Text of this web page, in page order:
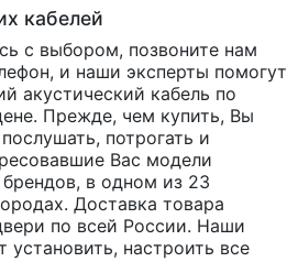
кабелей
с выбором, позвоните нам
и наши эксперты помогут
акустический кабель по
Прежде, чем купить, Вы
потрогать и
Вас модели
брендов, в одном из 23
Доставка товара
по всей России. Наши
установить, настроить все